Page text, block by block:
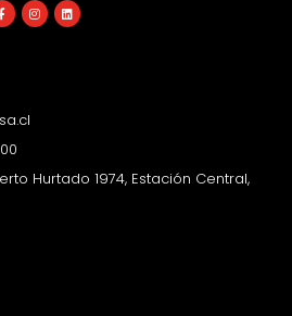
Facebook-
f
Instagram
Linkedin
Hurtado 1974, Estación Central,